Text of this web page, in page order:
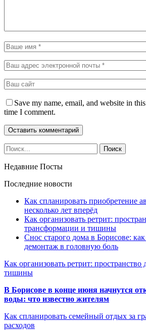
Save my name, email, and website in
time I comment.
Недавние Посты
Последние новости
Как спланировать приобретение
несколько лет вперёд
Как организовать ретрит:
трансформации и тишины
Снос старого дома в Борисове:
демонтаж в головную боль
Как организовать ретрит:
тишины
В Борисове в конце июня начнутся
воды: что известно жителям
Как спланировать семейный отдых за
расходов